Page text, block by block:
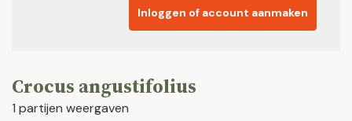
Inloggen of account aanmaken
Crocus angustifolius
1 partijen weergaven